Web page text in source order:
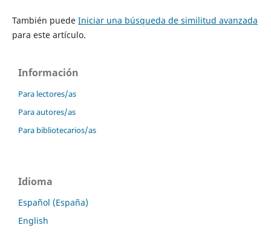
También puede Iniciar una búsqueda de similitud avanzada
para este artículo.
Información
Para lectores/as
Para autores/as
Para bibliotecarios/as
Idioma
Español (España)
English